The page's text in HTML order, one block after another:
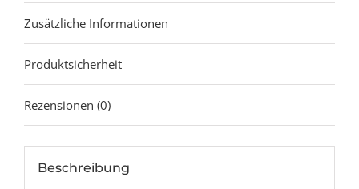
Zusätzliche Informationen
Produktsicherheit
Rezensionen (0)
Beschreibung